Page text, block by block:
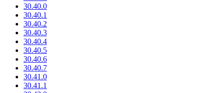
30.40.0
30.40.1
30.40.2
30.40.3
30.40.4
30.40.5
30.40.6
30.40.7
30.41.0
30.41.1